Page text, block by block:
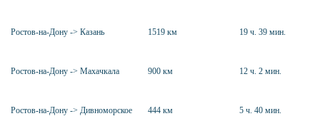
Ростов-на-Дону -> Казань 1519 км 19 ч. 39 мин.
Ростов-на-Дону -> Махачкала 900 км 12 ч. 2 мин.
Ростов-на-Дону -> Дивноморское 444 км 5 ч. 40 мин.